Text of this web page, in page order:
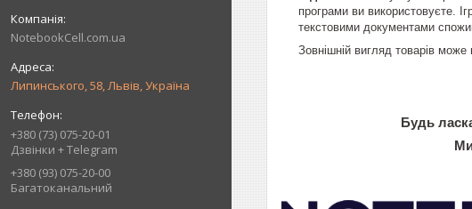
NotebookCell.com.ua
Липинського, 58, Львів, Україна
+380 (73) 075-20-01
Дзвінки + Telegram
+380 (93) 075-20-00
Багатоканальний
програми ви використовуєте.
текстовими документами
Зовнішній вигляд товарів
Будь